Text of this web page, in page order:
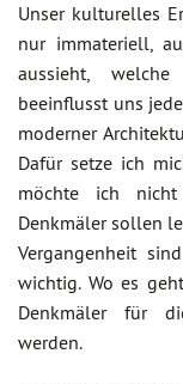
Unser kulturelles
nur immateriell,
aussieht,
beeinflusst uns
moderner
Dafür setze ich
möchte ich
Denkmäler sollen
Vergangenheit
wichtig. Wo es
Denkmäler für
werden.